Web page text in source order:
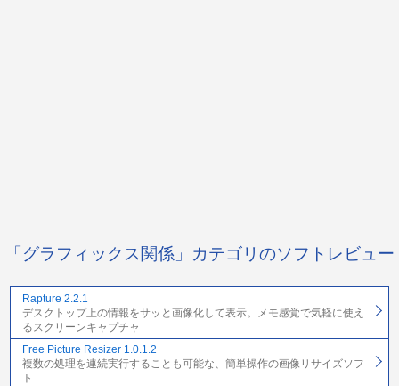
「グラフィックス関係」カテゴリのソフトレビュー
Rapture 2.2.1
デスクトップ上の情報をサッと画像化して表示。メモ感覚で気軽に使え
るスクリーンキャプチャ
Free Picture Resizer 1.0.1.2
複数の処理を連続実行することも可能な、簡単操作の画像リサイズソフ
ト